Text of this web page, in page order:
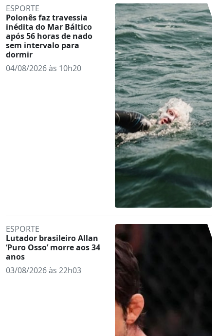
ESPORTE
Polonês faz travessia
inédita do Mar Báltico
após 56 horas de nado
sem intervalo para
dormir
04/08/2026 às 10h20
ESPORTE
Lutador brasileiro Allan
‘Puro Osso’ morre aos 34
anos
03/08/2026 às 22h03